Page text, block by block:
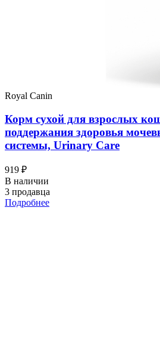
Royal Canin
Корм сухой для взрослых
поддержания здоровья
системы, Urinary Care
919 ₽
В наличии
3 продавца
Подробнее